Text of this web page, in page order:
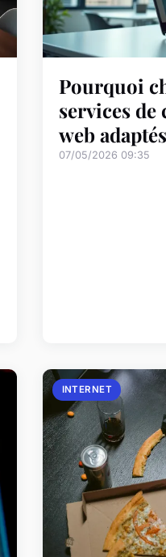
Pourquoi
services de
web
07/05/2026 09:35
INTERNET